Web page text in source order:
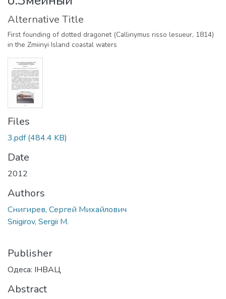
Alternative Title
First founding of dotted dragonet (Callinymus risso lesueur, 1814)
in the Zmiinyi Island coastal waters
Files
3.pdf(484.4 KB)
Date
2012
Authors
Снигирев, Сергей Михайлович
Snigirov, Sergii M.
Publisher
Одеса: ІНВАЦ
Abstract